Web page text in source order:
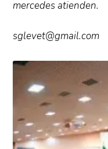
mercedes atienden.
sglevet@gmail.com